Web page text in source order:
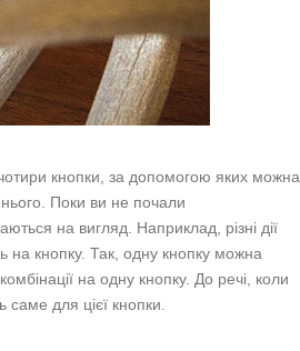
кнопки, за допомогою яких можна
Поки ви не почали
на вигляд. Наприклад, різні дії
на кнопку. Так, одну кнопку можна
на одну кнопку. До речі, коли
для цієї кнопки.